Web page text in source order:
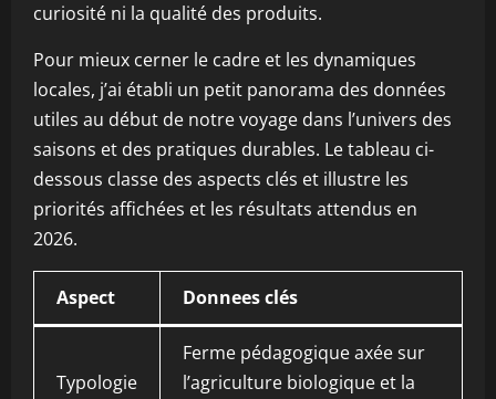
curiosité ni la qualité des produits.
Pour mieux cerner le cadre et les dynamiques
locales, j’ai établi un petit panorama des données
utiles au début de notre voyage dans l’univers des
saisons et des pratiques durables. Le tableau ci-
dessous classe des aspects clés et illustre les
priorités affichées et les résultats attendus en
2026.
Aspect Donnees clés
Typologie
Ferme pédagogique axée sur
l’agriculture biologique et la